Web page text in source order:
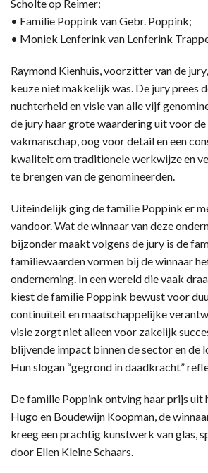
Scholte op Reimer;
• Familie Poppink van Gebr. Poppink;
• Moniek Lenferink van Lenferink
Raymond Kienhuis, voorzitter van de
keuze niet makkelijk was. De jury prees
nuchterheid en visie van alle vijf
de jury haar grote waardering uit voor de
vakmanschap, oog voor detail en een
kwaliteit om traditionele werkwijze en
te brengen van de genomineerden.
Uiteindelijk ging de familie Poppink er
vandoor. Wat de winnaar van deze
bijzonder maakt volgens de jury is de
familiewaarden vormen bij de winnaar
onderneming. In een wereld die vaak
kiest de familie Poppink bewust voor
continuïteit en maatschappelijke
visie zorgt niet alleen voor zakelijk
blijvende impact binnen de sector en de
Hun slogan “gegrond in daadkracht”
De familie Poppink ontving haar prijs uit
Hugo en Boudewijn Koopman, de
kreeg een prachtig kunstwerk van glas,
door Ellen Kleine Schaars.